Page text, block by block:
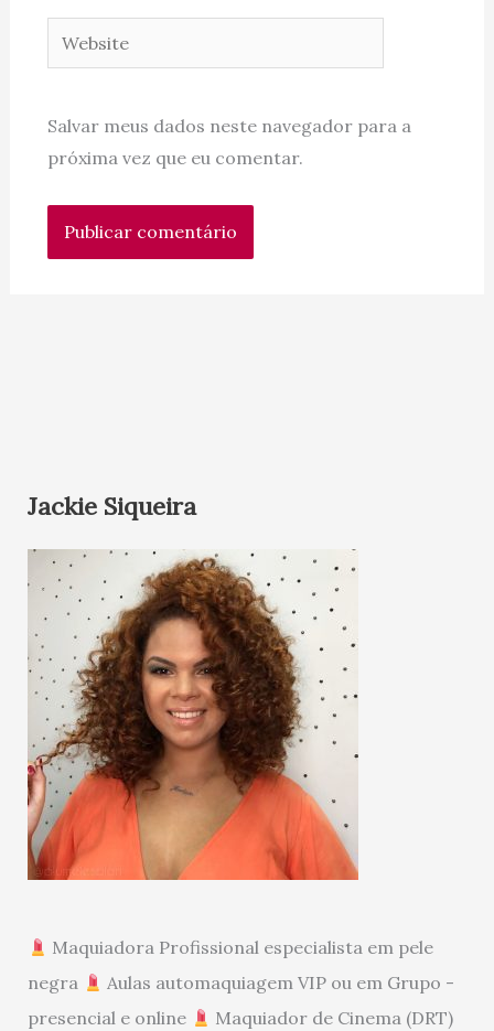
Website
Salvar meus dados neste navegador para a
próxima vez que eu comentar.
Jackie Siqueira
Maquiadora Profissional especialista em pele
negra
Aulas automaquiagem VIP ou em Grupo -
presencial e online
Maquiador de Cinema (DRT)